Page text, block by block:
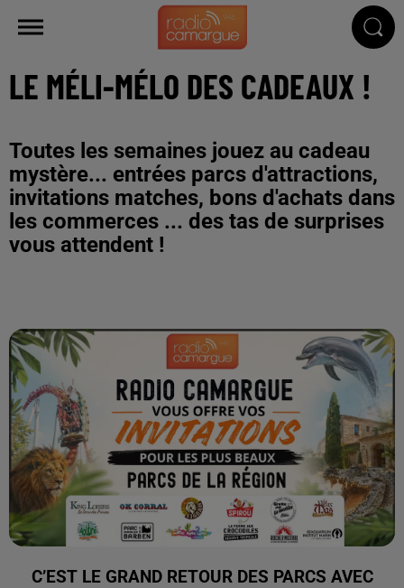
LE MÉLI-MÉLO DES CADEAUX !
Toutes les semaines jouez au cadeau
mystère... entrées parcs d'attractions,
invitations matches, bons d'achats dans
les commerces ... des tas de surprises
vous attendent !
C’EST LE GRAND RETOUR DES PARCS AVEC